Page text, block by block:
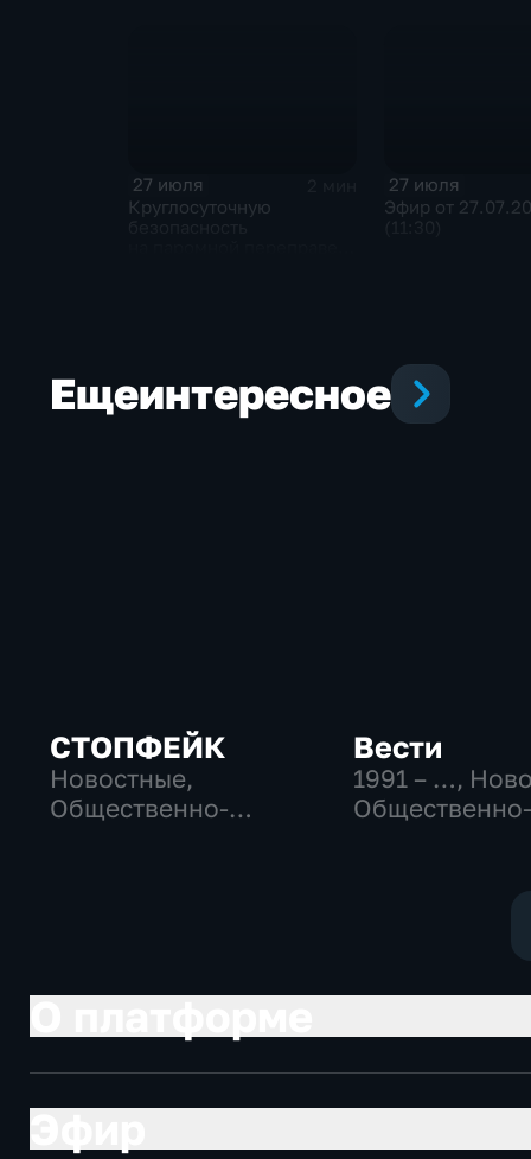
27 июля
Круглосуточную
27 июля
Эфир от
Ещеинтересное
СТОПФЕЙК
Новостные,
Общественно-
Вести
1991 – …,